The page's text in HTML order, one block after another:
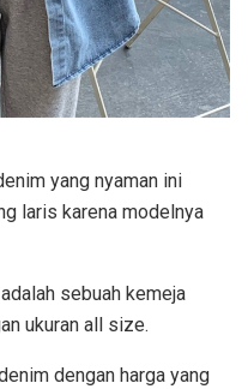
yang nyaman ini
laris karena modelnya
sebuah kemeja
ukuran all size.
dengan harga yang